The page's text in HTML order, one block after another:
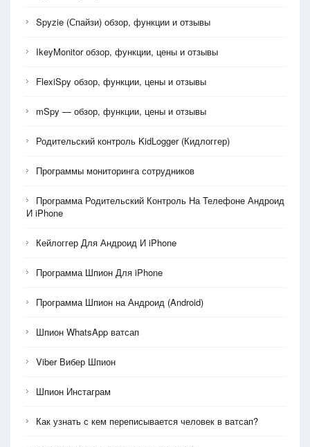
Spyzie (Спайзи) обзор, функции и отзывы
IkeyMonitor обзор, функции, цены и отзывы
FlexiSpy обзор, функции, цены и отзывы
mSpy — обзор, функции, цены и отзывы
Родительский контроль KidLogger (Кидлоггер)
Программы мониторинга сотрудников
Программа Родительский Контроль На Телефоне Андроид
И iPhone
Кейлоггер Для Андроид И iPhone
Программа Шпион Для iPhone
Программа Шпион на Андроид (Android)
Шпион WhatsApp ватсап
Viber Вибер Шпион
Шпион Инстаграм
Как узнать с кем переписывается человек в ватсап?